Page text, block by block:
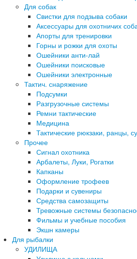
Для собак
Свистки для подзыва собаки
Аксессуары для охотничих
Апорты для тренировки
Горны и рожки для охоты
Ошейники анти-лай
Ошейники поисковые
Ошейники электронные
Тактич. снаряжение
Подсумки
Разгрузочные системы
Ремни тактические
Медицина
Тактические рюкзаки, ранцы,
Прочее
Сигнал охотника
Арбалеты, Луки, Рогатки
Капканы
Оформление трофеев
Подарки и сувениры
Средства самозащиты
Тревожные системы
Фильмы и учебные пособия
Экшн камеры
Для рыбалки
УДИЛИЩА